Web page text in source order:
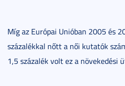
Míg az Európai Unióban 2005 és
százalékkal nőtt a női kutatók
1,5 százalék volt ez a növekedési